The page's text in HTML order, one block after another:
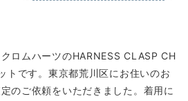
ロムハーツのHARNESS CLASP CH
トです。東京都荒川区にお住いのお
のご依頼をいただきました。着用に